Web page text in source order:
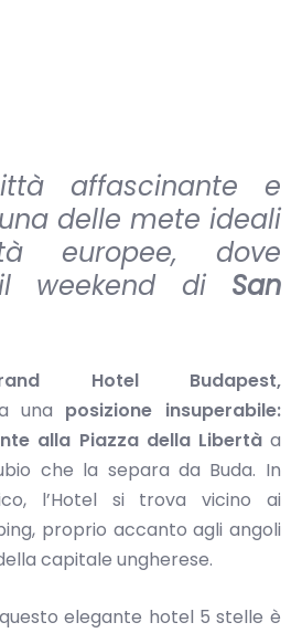
affascinante e
delle mete ideali
europee, dove
weekend di San
Grand Hotel Budapest,
una posizione insuperabile:
alla Piazza della Libertà a
che la separa da Buda. In
l’Hotel si trova vicino ai
proprio accanto agli angoli
capitale ungherese.
questo elegante hotel 5 stelle è